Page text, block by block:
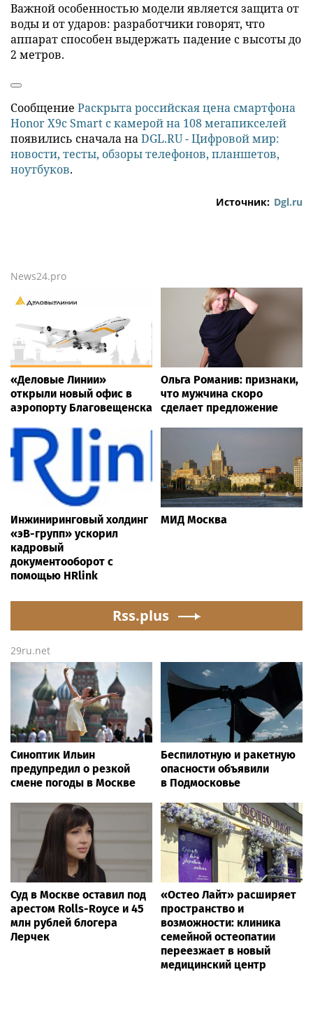
Важной особенностью модели является защита от
воды и от ударов: разработчики говорят, что
аппарат способен выдержать падение с высоты до
2 метров.
Сообщение Раскрыта российская цена смартфона
Honor X9c Smart с камерой на 108 мегапикселей
появились сначала наDGL.RU - Цифровой мир:
новости, тесты, обзоры телефонов, планшетов,
ноутбуков.
Источник: Dgl.ru
News24.pro
«Деловые Линии»
открыли новый офис в
аэропорту Благовещенска
Ольга Романив: признаки,
что мужчина скоро
сделает предложение
Инжиниринговый холдинг
«эВ-групп» ускорил
кадровый
документооборот с
помощью HRlink
МИД Москва
Rss.plus
29ru.net
Синоптик Ильин
предупредил о резкой
смене погоды в Москве
Беспилотную и ракетную
опасности объявили
в Подмосковье
Суд в Москве оставил под
арестом Rolls-Royce и 45
млн рублей блогера
Лерчек
«Остео Лайт» расширяет
пространство и
возможности: клиника
семейной остеопатии
переезжает в новый
медицинский центр